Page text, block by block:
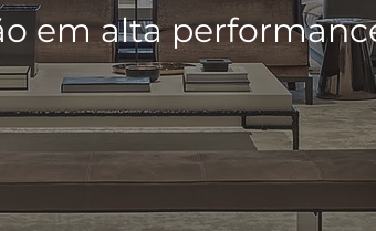
em alta